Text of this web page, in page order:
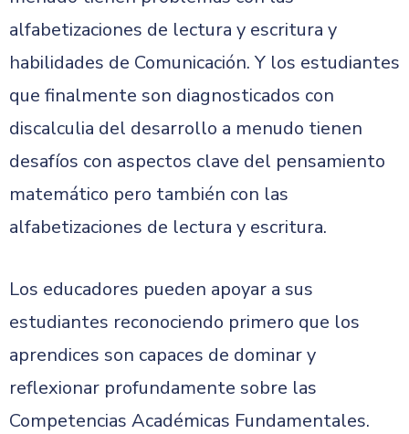
alfabetizaciones de lectura y escritura y
habilidades de Comunicación. Y los estudiantes
que finalmente son diagnosticados con
discalculia del desarrollo a menudo tienen
desafíos con aspectos clave del pensamiento
matemático pero también con las
alfabetizaciones de lectura y escritura.
Los educadores pueden apoyar a sus
estudiantes reconociendo primero que los
aprendices son capaces de dominar y
reflexionar profundamente sobre las
Competencias Académicas Fundamentales.